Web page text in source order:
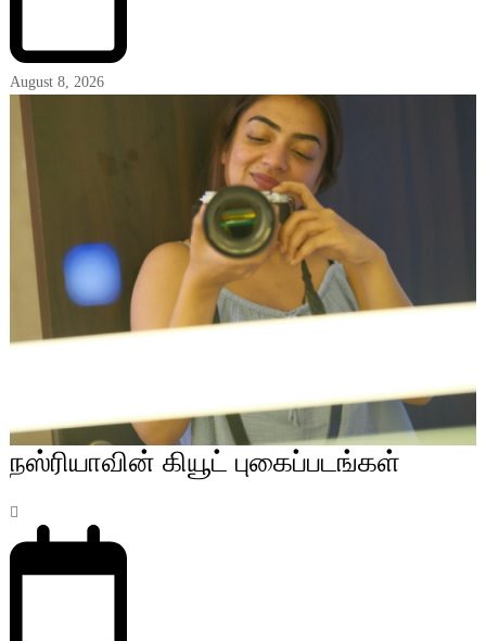
August 8, 2026
நஸ்ரியாவின் கியூட் புகைப்படங்கள்